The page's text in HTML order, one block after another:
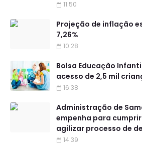
11:50
Projeção de inflação
7,26%
10:28
Bolsa Educação
acesso de 2,5 mil
16:38
Administração de
empenha para
agilizar processo de
14:39